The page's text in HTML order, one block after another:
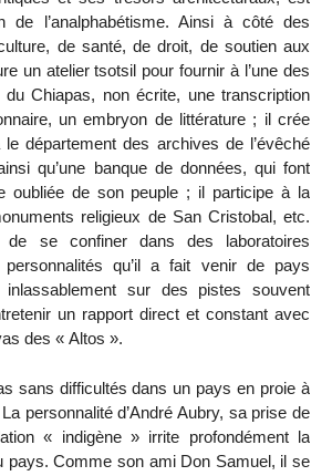
de l’analphabétisme. Ainsi à côté des
de santé, de droit, de soutien aux
un atelier tsotsil pour fournir à l’une des
du Chiapas, non écrite, une transcription
un embryon de littérature ; il crée
département des archives de l’évêché
qu’une banque de données, qui font
oubliée de son peuple ; il participe à la
religieux de San Cristobal, etc.
de se confiner dans des laboratoires
personnalités qu’il a fait venir de pays
sur des pistes souvent
un rapport direct et constant avec
des « Altos ».
sans difficultés dans un pays en proie à
personnalité d’André Aubry, sa prise de
« indigène » irrite profondément la
pays. Comme son ami Don Samuel, il se